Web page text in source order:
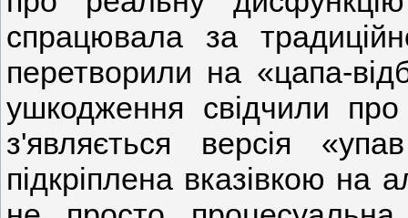
спрацювала за
перетворили на «цапа-
ушкодження свідчили
з'являється версія
підкріплена вказівкою на